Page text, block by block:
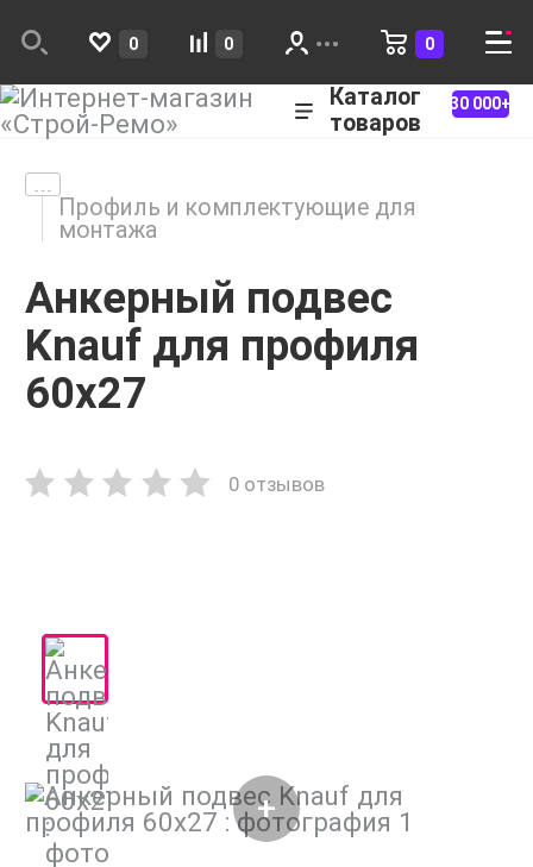
0 0 0
Каталог
товаров
30 000+
Профиль и комплектующие для
монтажа
Анкерный подвес
Knauf для профиля
60х27
0 отзывов